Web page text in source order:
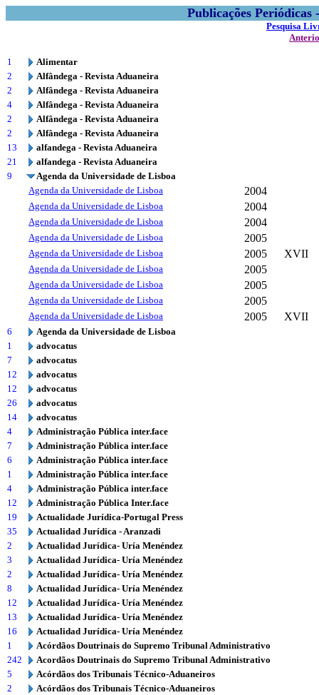
Publicações
Pesquisa
1
Alimentar
2
Alfândega - Revista Aduaneira
2
Alfândega - Revista Aduaneira
4
Alfândega - Revista Aduaneira
2
Alfândega - Revista Aduaneira
2
Alfândega - Revista Aduaneira
13
alfandega - Revista Aduaneira
21
alfandega - Revista Aduaneira
9
Agenda da Universidade de Lisboa
Agenda da Universidade de Lisboa
2004
Agenda da Universidade de Lisboa 2004
Agenda da Universidade de Lisboa 2004
Agenda da Universidade de Lisboa 2005
Agenda da Universidade de Lisboa 2005 XVII
Agenda da Universidade de Lisboa 2005
Agenda da Universidade de Lisboa 2005
Agenda da Universidade de Lisboa 2005
Agenda da Universidade de Lisboa 2005 XVII
6
Agenda da Universidade de Lisboa
1
advocatus
7
advocatus
12
advocatus
12
advocatus
26
advocatus
14
advocatus
4
Administração Pública inter.face
7
Administração Pública inter.face
6
Administração Pública inter.face
1
Administração Pública inter.face
4
Administração Pública inter.face
12
Administração Pública Inter.face
19
Actualidade Jurídica-Portugal Press
35
Actualidad Jurídica - Aranzadi
2
Actualidad Jurídica- Uría Menéndez
3
Actualidad Jurídica- Uría Menéndez
2
Actualidad Jurídica- Uría Menéndez
8
Actualidad Jurídica- Uría Menéndez
12
Actualidad Jurídica- Uría Menéndez
13
Actualidad Jurídica- Uría Menéndez
16
Actualidad Jurídica- Uría Menéndez
1
Acórdãos Doutrinais do Supremo Tribunal Administrativo
242
Acordãos Doutrinais do Supremo Tribunal Administrativo
5
Acórdãos dos Tribunais Técnico-Aduaneiros
2
Acórdãos dos Tribunais Técnico-Aduaneiros